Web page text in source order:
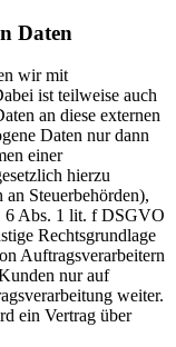
Daten
wir mit
ist teilweise auch
an diese externen
Daten nur dann
einer
hierzu
Steuerbehörden),
6 Abs. 1 lit. f DSGVO
Rechtsgrundlage
Auftragsverarbeitern
nur auf
weiter.
ein Vertrag über